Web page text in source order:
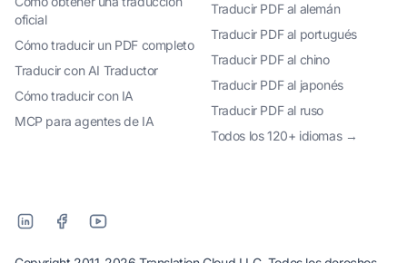
oficial
Cómo traducir un PDF completo
Traducir con AI Traductor
Cómo traducir con IA
MCP para agentes de IA
Traducir PDF al alemán
Traducir PDF al portugués
Traducir PDF al chino
Traducir PDF al japonés
Traducir PDF al ruso
Todos los 120+ idiomas →